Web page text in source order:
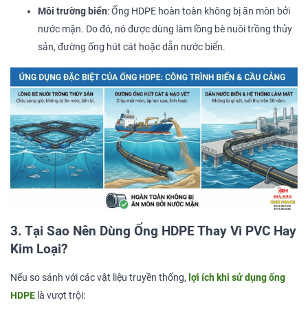
Môi trường biển: Ống HDPE hoàn toàn không bị ăn mòn bởi
nước mặn. Do đó, nó được dùng làm lồng bè nuôi trồng thủy
sản, đường ống hút cát hoặc dẫn nước biển.
3. Tại Sao Nên Dùng Ống HDPE Thay Vì PVC Hay
Kim Loại?
Nếu so sánh với các vật liệu truyền thống, lợi ích khi sử dụng ống
HDPE là vượt trội: